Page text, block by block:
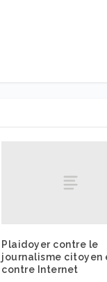
Plaidoyer contre le
journalisme citoyen
contre Internet